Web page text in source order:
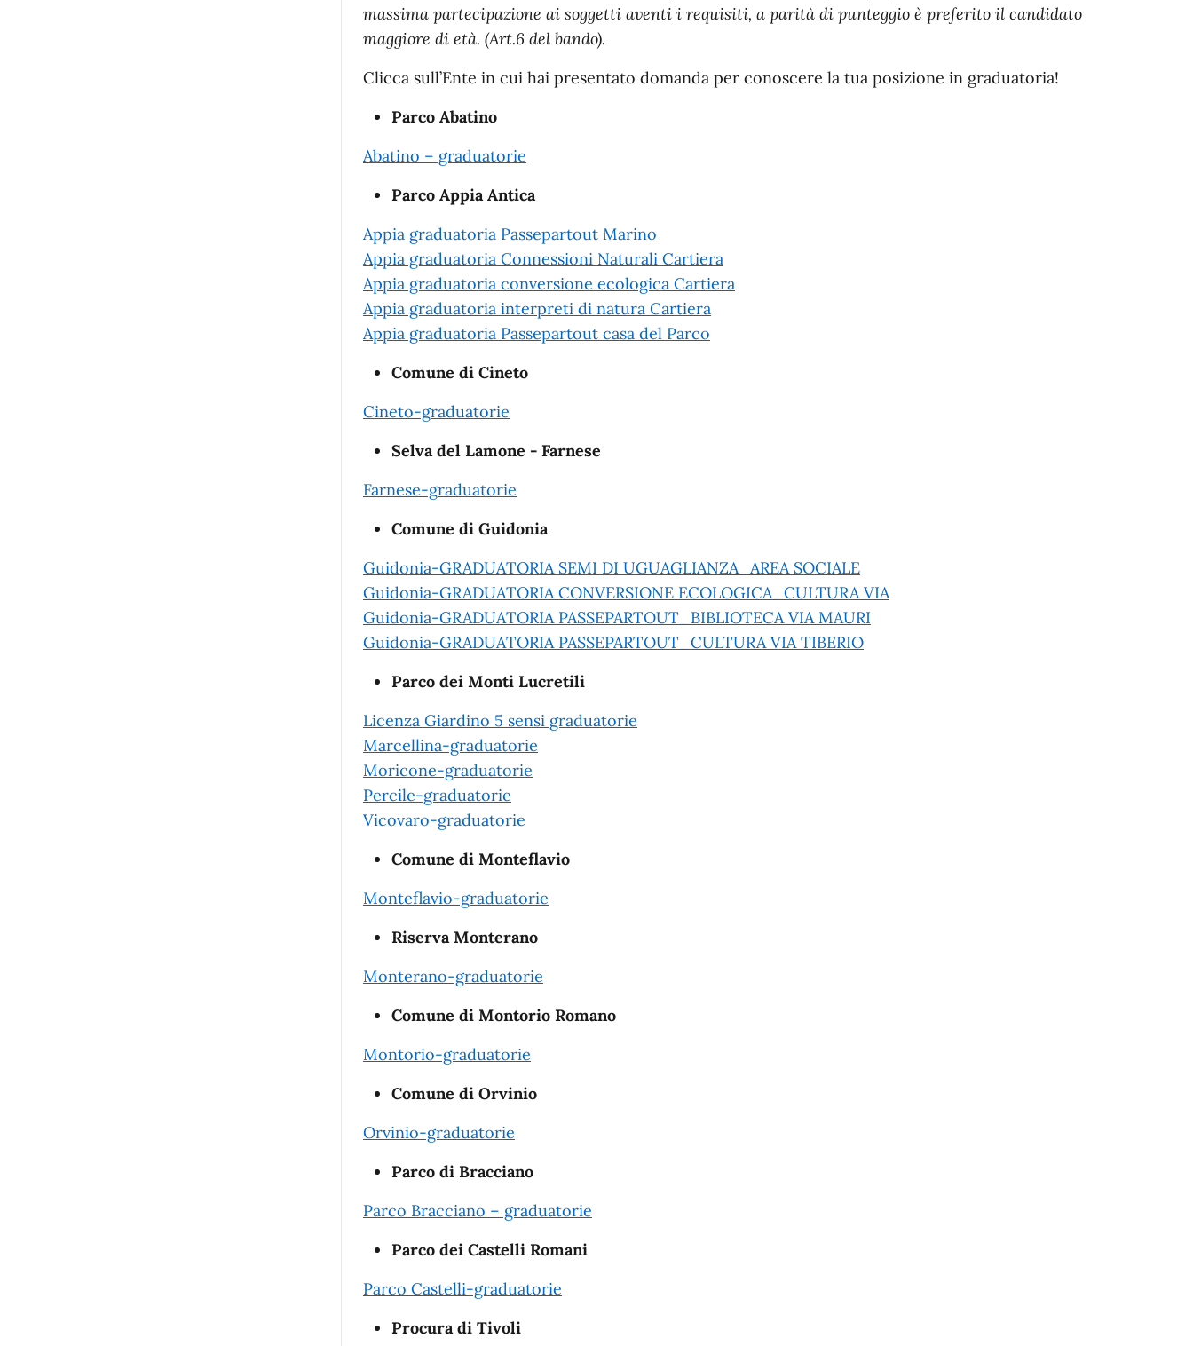
massima partecipazione ai soggetti aventi i requisiti, a parità di punteggio è preferito il candidato
maggiore di età. (Art.6 del bando).
Clicca sull’Ente in cui hai presentato domanda per conoscere la tua posizione in graduatoria!
Parco Abatino
Abatino – graduatorie
Parco Appia Antica
Appia graduatoria Passepartout Marino
Appia graduatoria Connessioni Naturali Cartiera
Appia graduatoria conversione ecologica Cartiera
Appia graduatoria interpreti di natura Cartiera
Appia graduatoria Passepartout casa del Parco
Comune di Cineto
Cineto-graduatorie
Selva del Lamone - Farnese
Farnese-graduatorie
Comune di Guidonia
Guidonia-GRADUATORIA SEMI DI UGUAGLIANZA_AREA SOCIALE
Guidonia-GRADUATORIA CONVERSIONE ECOLOGICA_CULTURA VIA
Guidonia-GRADUATORIA PASSEPARTOUT_BIBLIOTECA VIA MAURI
Guidonia-GRADUATORIA PASSEPARTOUT_CULTURA VIA TIBERIO
Parco dei Monti Lucretili
Licenza Giardino 5 sensi graduatorie
Marcellina-graduatorie
Moricone-graduatorie
Percile-graduatorie
Vicovaro-graduatorie
Comune di Monteflavio
Monteflavio-graduatorie
Riserva Monterano
Monterano-graduatorie
Comune di Montorio Romano
Montorio-graduatorie
Comune di Orvinio
Orvinio-graduatorie
Parco di Bracciano
Parco Bracciano – graduatorie
Parco dei Castelli Romani
Parco Castelli-graduatorie
Procura di Tivoli